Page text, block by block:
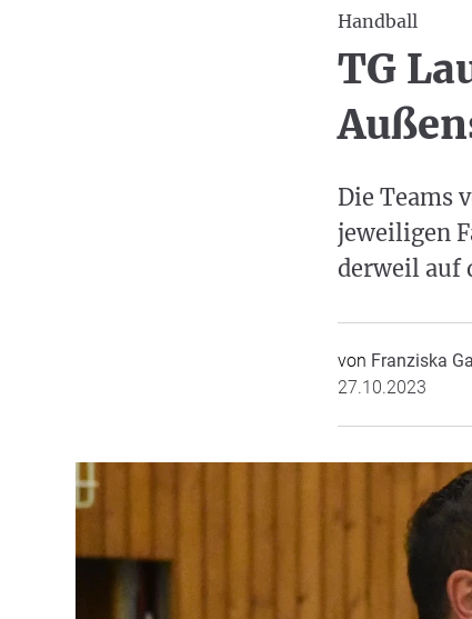
Handball
TG
Die Teams
jeweiligen
derweil auf
von Franziska
27.10.2023